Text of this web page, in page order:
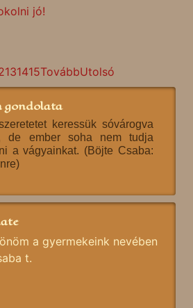
jó!
131415TovábbUtolsó
gondolata
keressük sóvárogva
de ember soha nem tudja
a vágyainkat. (Böjte Csaba:
a gyermekeink nevében
t.